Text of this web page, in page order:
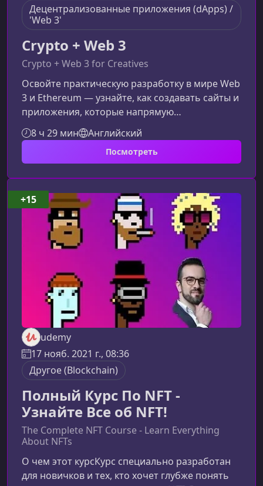
Децентрализованные приложения (dApps) /
'Web 3'
Crypto + Web 3
Crypto + Web 3 for Creatives
Освойте практическую разработку в мире Web
3 и Ethereum — узнайте, как создавать сайты и
приложения, которые напрямую
взаимодействуют с блокчейном,
смарт‑контрактами и децентрализованными
системами. Курс помогает понять не только
перехода к новой фазе Интернета — Web 3.Что
такое Web 3 и почему он важенWeb 3 — это
новая парадигма, основанная на
децентрализации данных и отсутствии
единого владельца информации
8 ч 29 мин Английский
Посмотреть
udemy
17 нояб. 2021 г., 08:36
Другоe (Blockchain)
Полный Курс По NFT -
Узнайте Все об NFT!
The Complete NFT Course - Learn Everything
About NFTs
О чем этот курсКурс специально разработан
для новичков и тех, кто хочет глубже понять
+15